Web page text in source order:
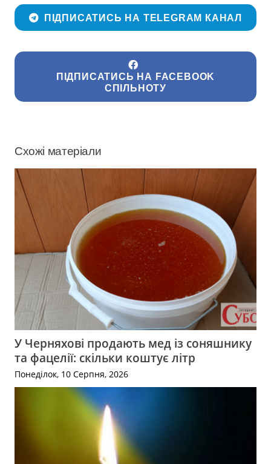
ПІДПИСАТИСЬ НА TELEGRAM КАНАЛ
ПІДПИСАТИСЬ НА FACEBOOK
СПІЛЬНОТУ
Схожі матеріали
У Черняхові продають мед із соняшнику
та фацелії: скільки коштує літр
Понеділок, 10 Серпня, 2026